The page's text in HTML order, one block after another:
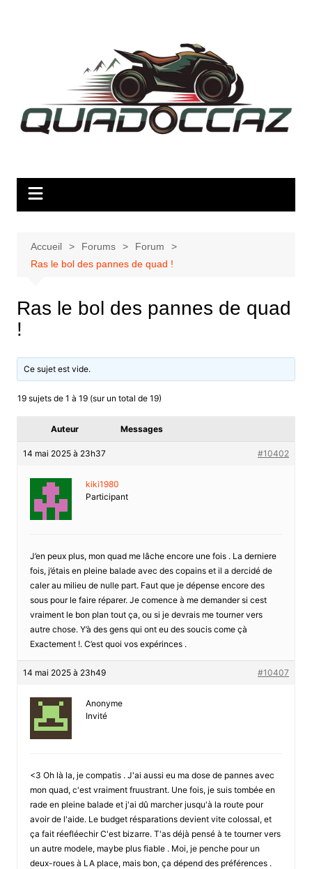
Accueil Forums
Forum
Ras le bol des pannes de quad !
Ras le bol des pannes de quad
!
Ce sujet est vide.
19 sujets de 1 à 19 (sur un total de 19)
Auteur Messages
14 mai 2025 à 23h37 #10402
kiki1980
Participant
J’en peux plus, mon quad me lâche encore une fois . La derniere
fois, j’étais en pleine balade avec des copains et il a dercidé de
caler au milieu de nulle part. Faut que je dépense encore des
sous pour le faire réparer. Je comence à me demander si cest
vraiment le bon plan tout ça, ou si je devrais me tourner vers
autre chose. Y’à des gens qui ont eu des soucis come çà
Exactement !. C’est quoi vos expérinces .
14 mai 2025 à 23h49 #10407
Anonyme
Invité
<3 Oh là la, je compatis . J'ai aussi eu ma dose de pannes avec
mon quad, c'est vraiment fruustrant. Une fois, je suis tombée en
rade en pleine balade et j'ai dû marcher jusqu'à la route pour
avoir de l'aide. Le budget résparations devient vite colossal, et
ça fait réefléechir C'est bizarre. T'as déjà pensé à te tourner vers
un autre modele, maybe plus fiable . Moi, je penche pour un
deux-roues à LA place, mais bon, ça dépend des préférences .